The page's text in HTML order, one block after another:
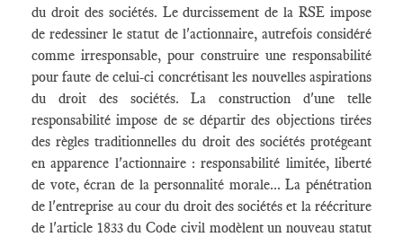
du droit des sociétés. Le durcissement de la RSE impose
de redessiner le statut de l'actionnaire, autrefois considéré
comme irresponsable, pour construire une responsabilité
pour faute de celui-ci concrétisant les nouvelles aspirations
du droit des sociétés. La construction d'une telle
responsabilité impose de se départir des objections tirées
des règles traditionnelles du droit des sociétés protégeant
en apparence l'actionnaire : responsabilité limitée, liberté
de vote, écran de la personnalité morale... La pénétration
de l'entreprise au cour du droit des sociétés et la réécriture
de l'article 1833 du Code civil modèlent un nouveau statut